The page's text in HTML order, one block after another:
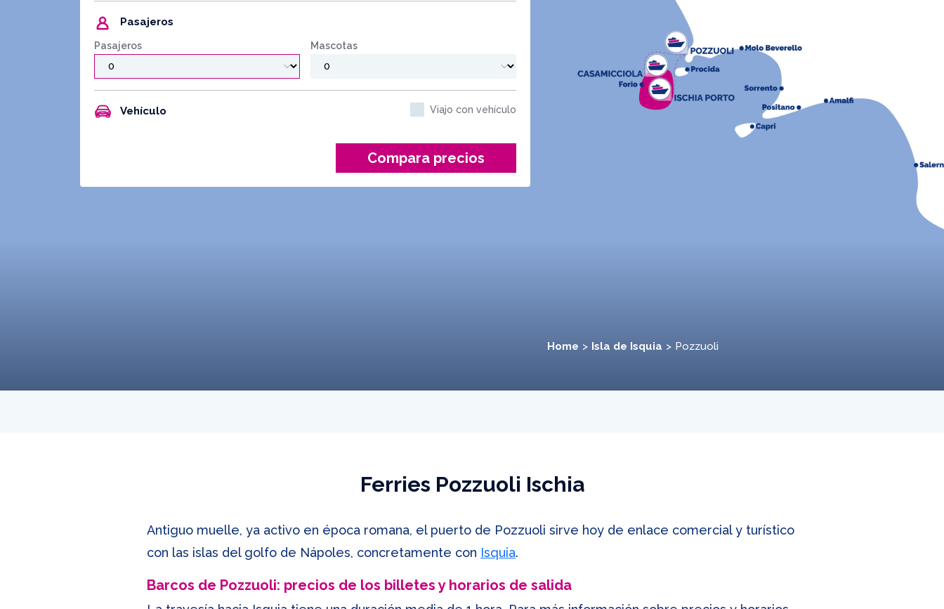
Pasajeros
Pasajeros Mascotas
Vehículo Viajo con vehículo
Compara precios
Home Isla de Isquia Pozzuoli
Ferries Pozzuoli Ischia
Antiguo muelle, ya activo en época romana, el puerto de Pozzuoli sirve hoy de enlace comercial y turístico
con las islas del golfo de Nápoles, concretamente con Isquia.
Barcos de Pozzuoli: precios de los billetes y horarios de salida